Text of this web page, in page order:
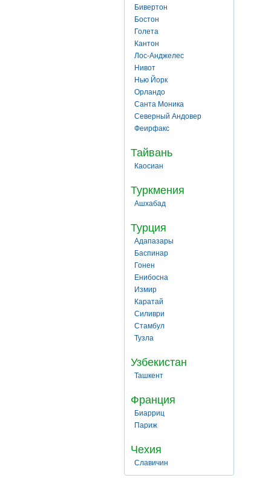
Бивертон
Бостон
Голета
Кантон
Лос-Анджелес
Нивот
Нью Йорк
Орландо
Санта Моника
Северный Андовер
Феирфакс
Тайвань
Каосиан
Туркмения
Ашхабад
Турция
Адапазары
Баспинар
Гонен
Енибосна
Измир
Каратай
Силиври
Стамбул
Тузла
Узбекистан
Ташкент
Франция
Биарриц
Париж
Чехия
Славичин